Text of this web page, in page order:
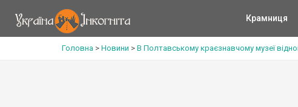
Крамниця
Головна > Новини > В Полтавському краєзнавчому музеї